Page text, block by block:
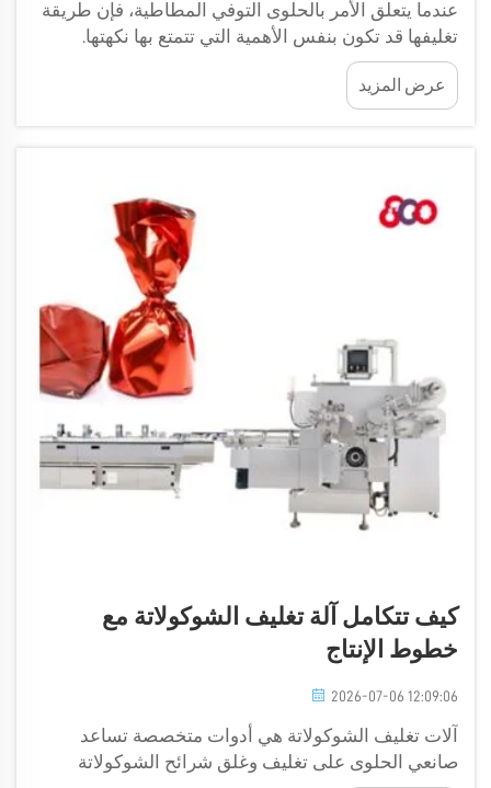
عندما يتعلق الأمر بالحلوى التوفي المطاطية، فإن طريقة
تغليفها قد تكون بنفس الأهمية التي تتمتع بها نكهتها.
ويُحافظ التغليف الجيد على نضارة الحلوى ويجعل مظهرها
جذّابًا أيضًا. وهناك العديد من الطرق لتغليف الحلوى
المطاطية، ولكل منها أسلوبه الخاص. فعلى سبيل المثال،
عرض المزيد
كيف تتكامل آلة تغليف الشوكولاتة مع
خطوط الإنتاج
2026-07-06 12:09:06
آلات تغليف الشوكولاتة هي أدوات متخصصة تساعد
صانعي الحلوى على تغليف وغلق شرائح الشوكولاتة